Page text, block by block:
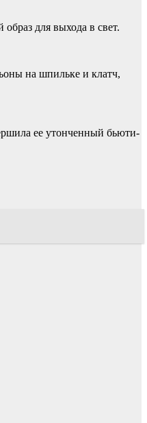
для выхода в свет.
на шпильке и клатч,
ее утонченный бьюти-